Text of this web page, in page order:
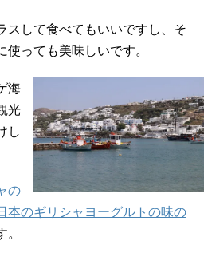
スして食べてもいいですし、そ
っても美味しいです。
海
光
し
の
本のギリシャヨーグルトの味の